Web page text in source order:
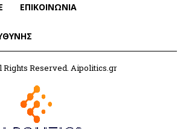
ΕΠΙΚΟΙΝΩΝΙΑ
Rights Reserved. Aipolitics.gr